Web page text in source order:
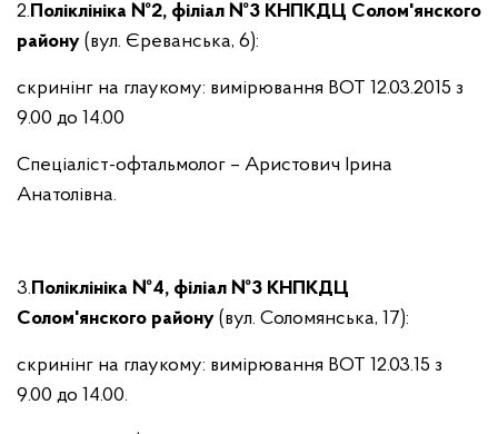
2.Поліклініка №2, філіал №3 КНПКДЦ Солом'янского
району (вул. Єреванська, 6):
скринінг на глаукому: вимірювання ВОТ 12.03.2015 з
9.00 до 14.00
Спеціаліст-офтальмолог – Аристович Ірина
Анатолівна.
3.Поліклініка №4, філіал №3 КНПКДЦ
Солом'янского району (вул. Соломянська, 17):
скринінг на глаукому: вимірювання ВОТ 12.03.15 з
9.00 до 14.00.